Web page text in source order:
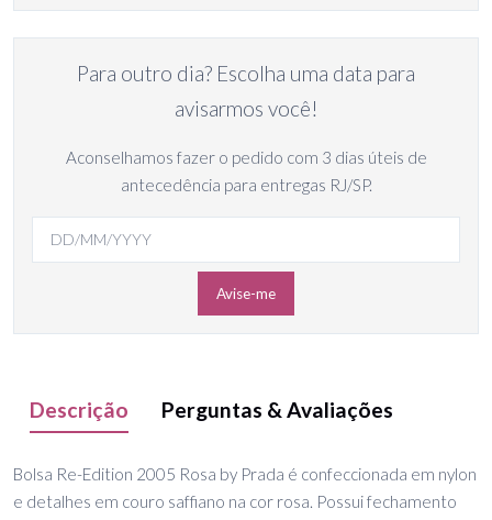
Para outro dia? Escolha uma data para
avisarmos você!
Aconselhamos fazer o pedido com 3 dias úteis de
antecedência para entregas RJ/SP.
Avise-me
Descrição Perguntas & Avaliações
Bolsa Re-Edition 2005 Rosa by Prada é confeccionada em nylon
e detalhes em couro saffiano na cor rosa. Possui fechamento